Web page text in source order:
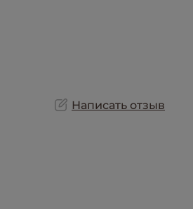
Написать отзыв